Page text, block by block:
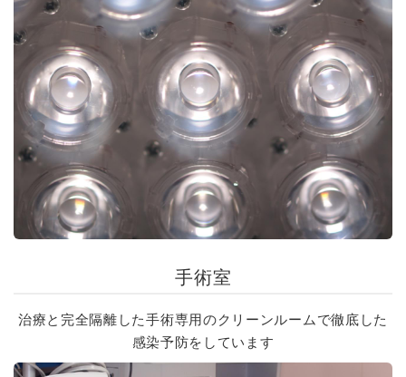
手術室
治療と完全隔離した手術専用のクリーンルームで徹底した
感染予防をしています